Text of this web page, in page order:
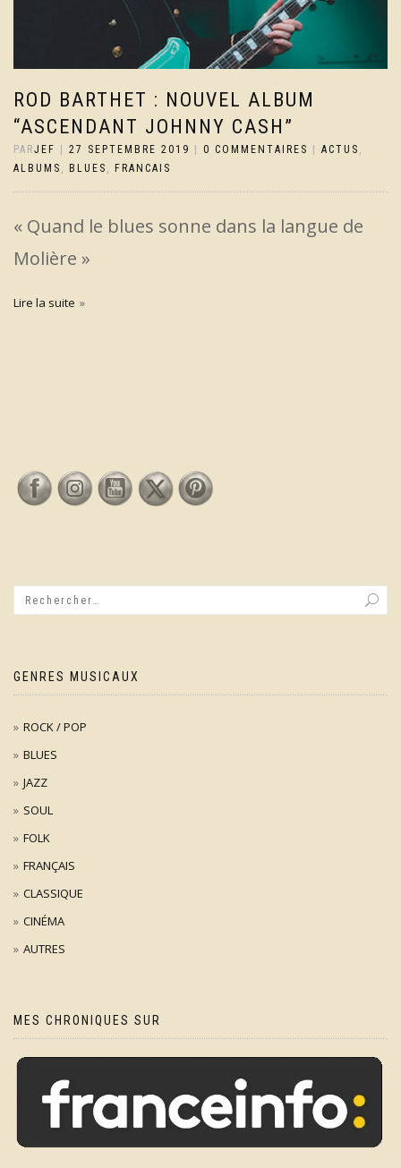
ROD BARTHET : NOUVEL ALBUM
“ASCENDANT JOHNNY CASH”
PARJEF 27 SEPTEMBRE 2019 0 COMMENTAIRES ACTUS ,
ALBUMS , BLUES , FRANCAIS
« Quand le blues sonne dans la langue de
Molière »
Lire la suite
GENRES MUSICAUX
ROCK / POP
BLUES
JAZZ
SOUL
FOLK
FRANÇAIS
CLASSIQUE
CINÉMA
AUTRES
MES CHRONIQUES SUR